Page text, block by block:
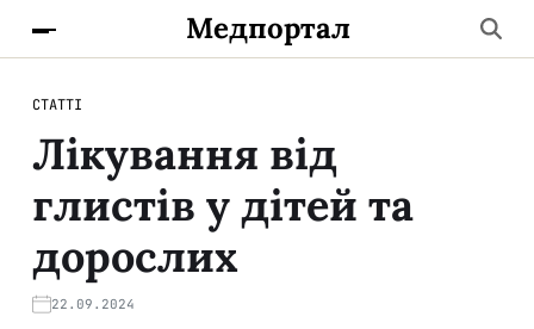
Медпортал
СТАТТІ
Лікування від
глистів у дітей та
дорослих
22.09.2024